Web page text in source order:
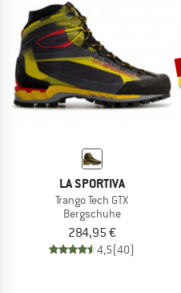
LA SPORTIVA
Trango Tech GTX
Bergschuhe
284,95 €
4,5(40)